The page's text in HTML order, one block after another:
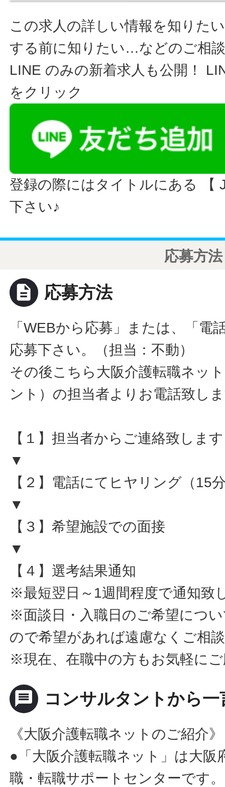
この求人の詳しい情報を知りた
する前に知りたい…などのご相
LINE のみの新着求人も公開！
をクリック
登録の際にはタイトルにある 【
下さい♪
応募方法
description 応募方法
「WEBから応募」または、「電
応募下さい。（担当：不動）
その後こちら大阪介護転職ネッ
ント）の担当者よりお電話致し
【１】担当者からご連絡致します
▼
【２】電話にてヒヤリング（15
▼
【３】希望施設での面接
▼
【４】選考結果通知
※最短翌日～1週間程度で通知致
※面談日・入職日のご希望につ
ので希望があれば遠慮なくご相
※現在、在職中の方もお気軽に
message コンサルタントから一
《大阪介護転職ネットのご紹介》
●「大阪介護転職ネット」は大阪
職・転職サポートセンターです